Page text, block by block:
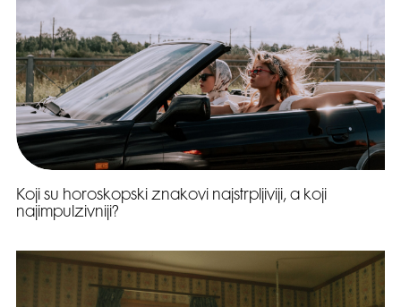
Koji su horoskopski znakovi najstrpljiviji, a koji
najimpulzivniji?